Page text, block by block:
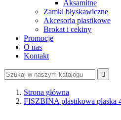
Aksamitne
Zamki błyskawiczne
Akcesoria plastikowe
Brokat i cekiny
Promocje
O nas
Kontakt

Strona główna
FISZBINA plastikowa